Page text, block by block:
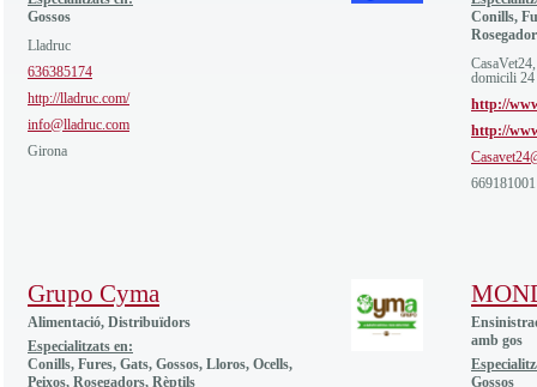
Gossos
Lladruc
636385174
http://lladruc.com/
info@lladruc.com
Girona
Conills,
domicili 24
http://
http://
669181001
Grupo Cyma
Alimentació, Distribuïdors
Especialitzats en:
Conills, Fures, Gats, Gossos, Lloros, Ocells,
Peixos, Rosegadors, Rèptils
amb gos
Gossos